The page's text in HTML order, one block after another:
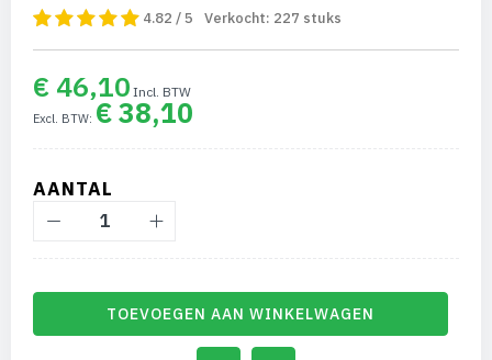
4.82 / 5 Verkocht: 227 stuks
€ 46,10
€ 38,10
AANTAL
TOEVOEGEN AAN WINKELWAGEN